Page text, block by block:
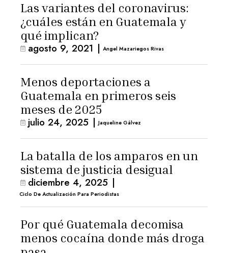
Las variantes del coronavirus:
¿cuáles están en Guatemala y
qué implican?
agosto 9, 2021 | Angel Mazariegos Rivas
Menos deportaciones a
Guatemala en primeros seis
meses de 2025
julio 24, 2025 | Jaqueline Gálvez
La batalla de los amparos en un
sistema de justicia desigual
diciembre 4, 2025 |
Ciclo De Actualización Para Periodistas
Por qué Guatemala decomisa
menos cocaína donde más droga